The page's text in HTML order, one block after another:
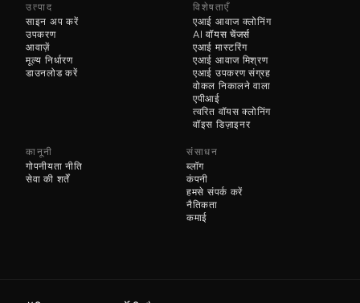
उत्पाद
साइन अप करें
उपकरण
आवाज़ें
मूल्य निर्धारण
डाउनलोड करें
विशेषताएँ
एआई आवाज क्लोनिंग
एआई आवाज मिश्रण
AI वॉयस चेंजर्स
एआई मास्टरिंग
एआई उपकरण संग्रह
वोकल निकालने वाला
एपीआई
त्वरित वॉयस क्लोनिंग
वॉइस डिज़ाइनर
कानूनी
गोपनीयता नीति
सेवा की शर्तें
संसाधन
ब्लॉग
कंपनी
हमसे संपर्क करें
नैतिकता
कमाई